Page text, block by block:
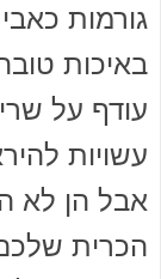
גורמות
באיכות
עודף על
עשויות
אבל הן לא
הכרית